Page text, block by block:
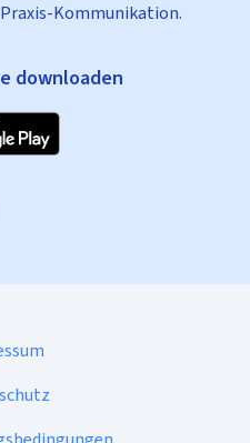
Kommunikation.
downloaden